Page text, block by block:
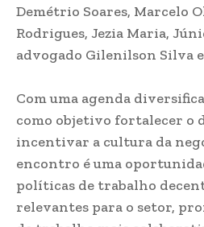
Demétrio Soares, Marcelo
Rodrigues, Jezia Maria,
advogado Gilenilson Silva
Com uma agenda
como objetivo fortalecer o
incentivar a cultura da
encontro é uma
políticas de trabalho
relevantes para o setor,